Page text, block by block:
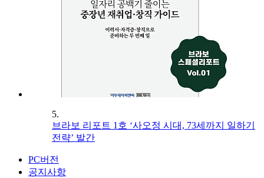
5.
브라보 리포트 1호 ‘사오정 시대, 73세까지 일하기
전략’ 발간
PC버전
공지사항